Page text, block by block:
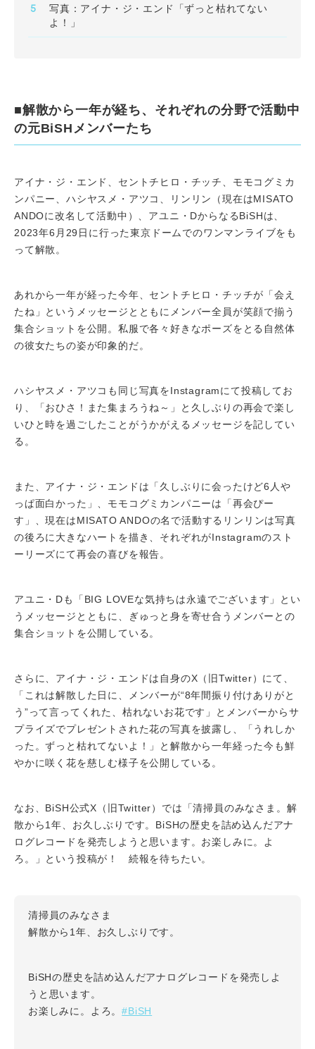
写真：アイナ・ジ・エンド「ずっと枯れてない
よ！」
■解散から一年が経ち、それぞれの分野で活動中
の元BiSHメンバーたち
アイナ・ジ・エンド、セントチヒロ・チッチ、モモコグミカ
ンパニー、ハシヤスメ・アツコ、リンリン（現在はMISATO
ANDOに改名して活動中）、アユニ・DからなるBiSHは、
2023年6月29日に行った東京ドームでのワンマンライブをも
って解散。
あれから一年が経った今年、セントチヒロ・チッチが「会え
たね」というメッセージとともにメンバー全員が笑顔で揃う
集合ショットを公開。私服で各々好きなポーズをとる自然体
の彼女たちの姿が印象的だ。
ハシヤスメ・アツコも同じ写真をInstagramにて投稿してお
り、「おひさ！また集まろうね～」と久しぶりの再会で楽し
いひと時を過ごしたことがうかがえるメッセージを記してい
る。
また、アイナ・ジ・エンドは「久しぶりに会ったけど6人や
っぱ面白かった」、モモコグミカンパニーは「再会ぴー
す」、現在はMISATO ANDOの名で活動するリンリンは写真
の後ろに大きなハートを描き、それぞれがInstagramのスト
ーリーズにて再会の喜びを報告。
アユニ・Dも「BIG LOVEな気持ちは永遠でございます」とい
うメッセージとともに、ぎゅっと身を寄せ合うメンバーとの
集合ショットを公開している。
さらに、アイナ・ジ・エンドは自身のX（旧Twitter）にて、
「これは解散した日に、メンバーが“8年間振り付けありがと
う”って言ってくれた、枯れないお花です」とメンバーからサ
プライズでプレゼントされた花の写真を披露し、「うれしか
った。ずっと枯れてないよ！」と解散から一年経った今も鮮
やかに咲く花を慈しむ様子を公開している。
なお、BiSH公式X（旧Twitter）では「清掃員のみなさま。解
散から1年、お久しぶりです。BiSHの歴史を詰め込んだアナ
ログレコードを発売しようと思います。お楽しみに。よ
ろ。」という投稿が！ 続報を待ちたい。
清掃員のみなさま
解散から1年、お久しぶりです。
BiSHの歴史を詰め込んだアナログレコードを発売しよ
うと思います。
お楽しみに。よろ。#BiSH